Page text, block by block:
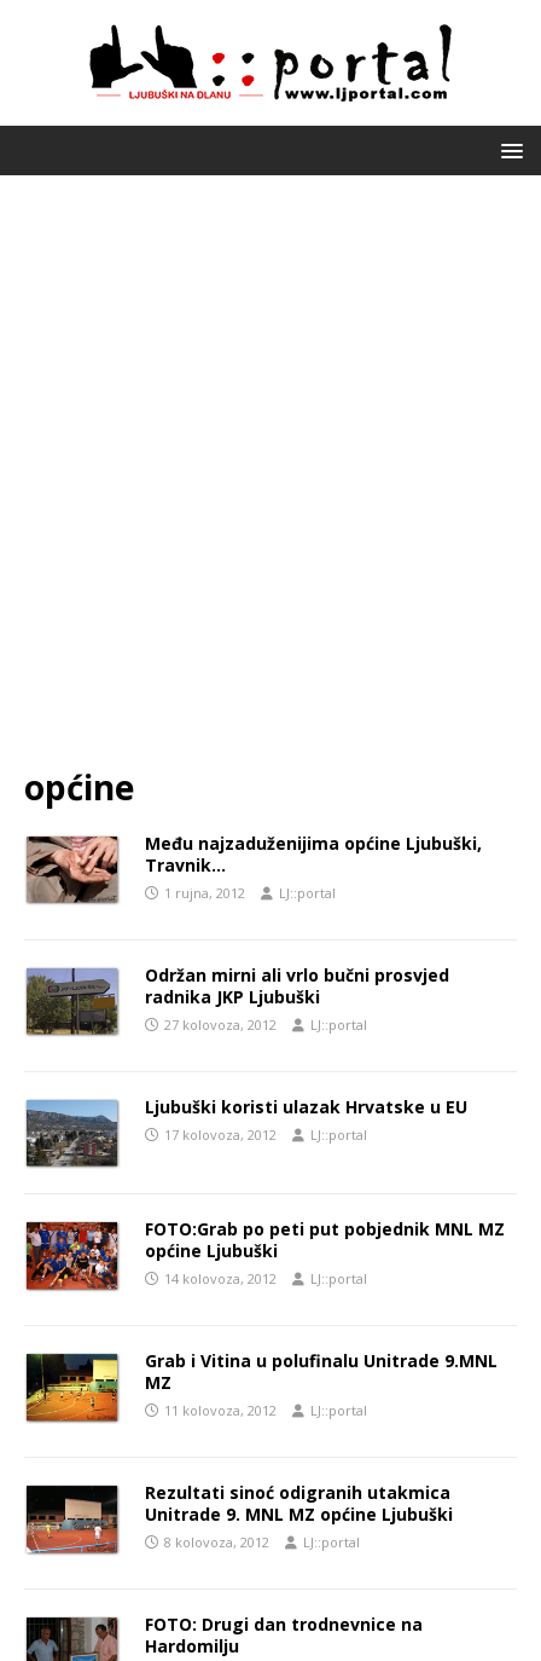
općine
Među najzaduženijima općine Ljubuški,
Travnik…
1 rujna, 2012 LJ::portal
Održan mirni ali vrlo bučni prosvjed
radnika JKP Ljubuški
27 kolovoza, 2012 LJ::portal
Ljubuški koristi ulazak Hrvatske u EU
17 kolovoza, 2012 LJ::portal
FOTO:Grab po peti put pobjednik MNL MZ
općine Ljubuški
14 kolovoza, 2012 LJ::portal
Grab i Vitina u polufinalu Unitrade 9.MNL
MZ
11 kolovoza, 2012 LJ::portal
Rezultati sinoć odigranih utakmica
Unitrade 9. MNL MZ općine Ljubuški
8 kolovoza, 2012 LJ::portal
FOTO: Drugi dan trodnevnice na
Hardomilju